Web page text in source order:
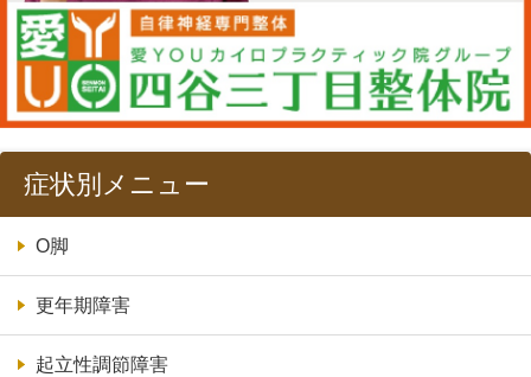
症状別メニュー
O脚
更年期障害
起立性調節障害